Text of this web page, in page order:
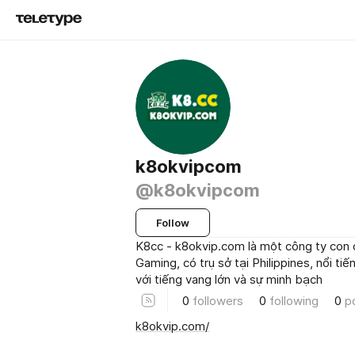
k8okvipcom
@k8okvipcom
Follow
K8cc - k8okvip.com là một công ty con
Gaming, có trụ sở tại Philippines, nổi
với tiếng vang lớn và sự minh bạch
0 followers 0 following 0
k8okvip.com/